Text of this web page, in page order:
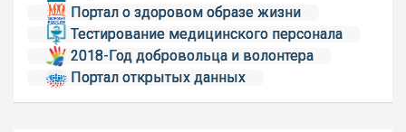
Портал о здоровом образе жизни
Тестирование медицинского персонала
2018-Год добровольца и волонтера
Портал открытых данных